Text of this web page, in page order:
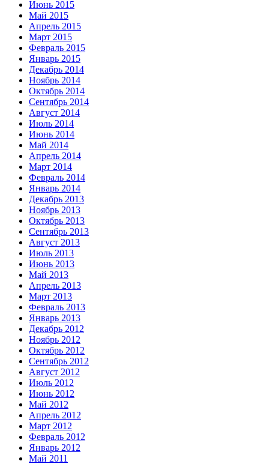
Июнь 2015
Май 2015
Апрель 2015
Март 2015
Февраль 2015
Январь 2015
Декабрь 2014
Ноябрь 2014
Октябрь 2014
Сентябрь 2014
Август 2014
Июль 2014
Июнь 2014
Май 2014
Апрель 2014
Март 2014
Февраль 2014
Январь 2014
Декабрь 2013
Ноябрь 2013
Октябрь 2013
Сентябрь 2013
Август 2013
Июль 2013
Июнь 2013
Май 2013
Апрель 2013
Март 2013
Февраль 2013
Январь 2013
Декабрь 2012
Ноябрь 2012
Октябрь 2012
Сентябрь 2012
Август 2012
Июль 2012
Июнь 2012
Май 2012
Апрель 2012
Март 2012
Февраль 2012
Январь 2012
Май 2011